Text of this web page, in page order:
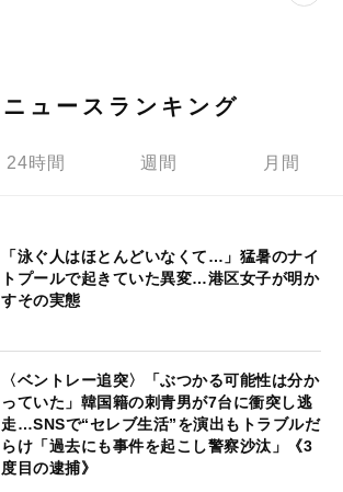
ニュースランキング
24時間 週間 月間
「泳ぐ人はほとんどいなくて…」猛暑のナイ
トプールで起きていた異変…港区女子が明か
すその実態
〈ベントレー追突〉「ぶつかる可能性は分か
っていた」韓国籍の刺青男が7台に衝突し逃
走…SNSで“セレブ生活”を演出もトラブルだ
らけ「過去にも事件を起こし警察沙汰」《3
度目の逮捕》